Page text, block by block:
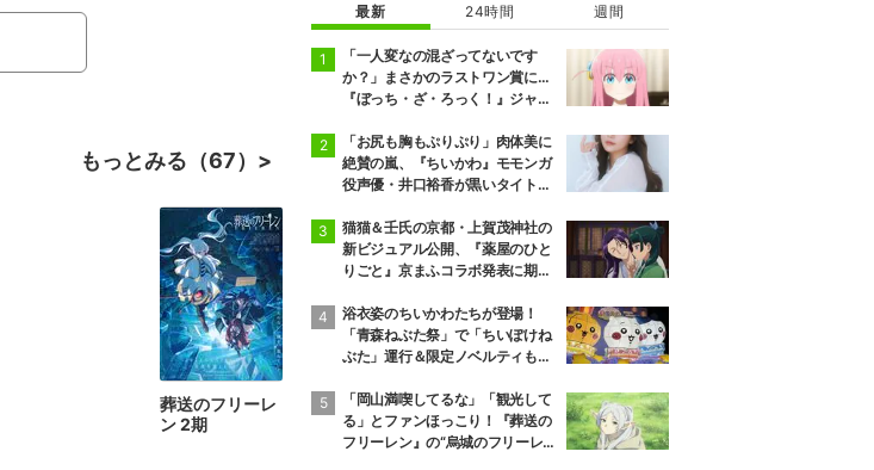
もっとみる（67）
葬送のフリーレ
ン 2期
最新 24時間 週間
「一人変なの混ざってないです
か？」まさかのラストワン賞に…
『ぼっち・ざ・ろっく！』ジャー
「お尻も胸もぷりぷり」肉体美に
絶賛の嵐、『ちいかわ』モモンガ
役声優・井口裕香が黒いタイトウ
猫猫＆壬氏の京都・上賀茂神社の
新ビジュアル公開、『薬屋のひと
りごと』京まふコラボ発表に期待
浴衣姿のちいかわたちが登場！
「青森ねぶた祭」で「ちいぽけね
ぶた」運行＆限定ノベルティも配
「岡山満喫してるな」「観光して
る」とファンほっこり！『葬送の
フリーレン』の“烏城のフリーレ